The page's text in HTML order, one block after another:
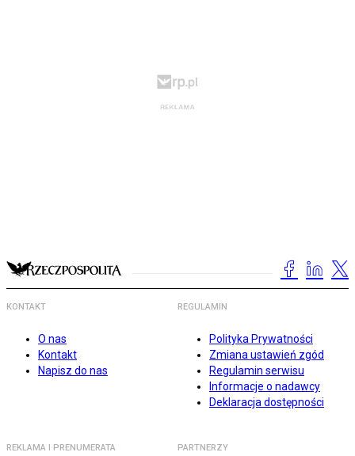
KONTAKT
O nas
Kontakt
Napisz do nas
REGULAMIN
Polityka Prywatności
Zmiana ustawień zgód
Regulamin serwisu
Informacje o nadawcy
Deklaracja dostępności
REKLAMA I PRENUMERATA PARTNERZY